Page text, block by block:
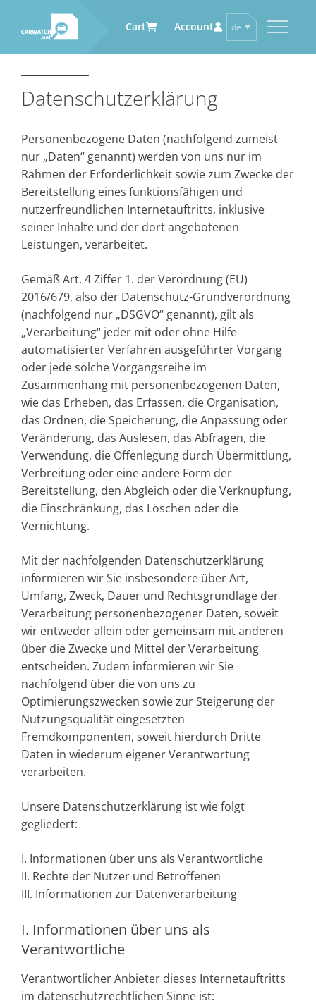
Cart Account de
en
CARWATCH
Was– ist Carwatch?
Daten?
Wie– funktioniert Carwatch?
Wer– betreibt Carwatch?
CARWATCH FÜR
CARWATCH FÜR DIENSTLEISTER
… demnächst mehr
CARWATCH FÜR ZULIEFERER
Carwatch Weekly
Datenschutzerklärung
Personenbezogene Daten (nachfolgend zumeist
nur „Daten“ genannt) werden von uns nur im
Rahmen der Erforderlichkeit sowie zum Zwecke der
Bereitstellung eines funktionsfähigen und
nutzerfreundlichen Internetauftritts, inklusive
seiner Inhalte und der dort angebotenen
Leistungen, verarbeitet.
Gemäß Art. 4 Ziffer 1. der Verordnung (EU)
2016/679, also der Datenschutz-Grundverordnung
(nachfolgend nur „DSGVO“ genannt), gilt als
„Verarbeitung“ jeder mit oder ohne Hilfe
automatisierter Verfahren ausgeführter Vorgang
oder jede solche Vorgangsreihe im
Zusammenhang mit personenbezogenen Daten,
wie das Erheben, das Erfassen, die Organisation,
das Ordnen, die Speicherung, die Anpassung oder
Veränderung, das Auslesen, das Abfragen, die
Verwendung, die Offenlegung durch Übermittlung,
Verbreitung oder eine andere Form der
Bereitstellung, den Abgleich oder die Verknüpfung,
die Einschränkung, das Löschen oder die
Vernichtung.
Mit der nachfolgenden Datenschutzerklärung
informieren wir Sie insbesondere über Art,
Umfang, Zweck, Dauer und Rechtsgrundlage der
Verarbeitung personenbezogener Daten, soweit
wir entweder allein oder gemeinsam mit anderen
über die Zwecke und Mittel der Verarbeitung
entscheiden. Zudem informieren wir Sie
nachfolgend über die von uns zu
Optimierungszwecken sowie zur Steigerung der
Nutzungsqualität eingesetzten
Fremdkomponenten, soweit hierdurch Dritte
Daten in wiederum eigener Verantwortung
verarbeiten.
Unsere Datenschutzerklärung ist wie folgt
gegliedert:
I. Informationen über uns als Verantwortliche
II. Rechte der Nutzer und Betroffenen
III. Informationen zur Datenverarbeitung
I. Informationen über uns als
Verantwortliche
Verantwortlicher Anbieter dieses Internetauftritts
im datenschutzrechtlichen Sinne ist: